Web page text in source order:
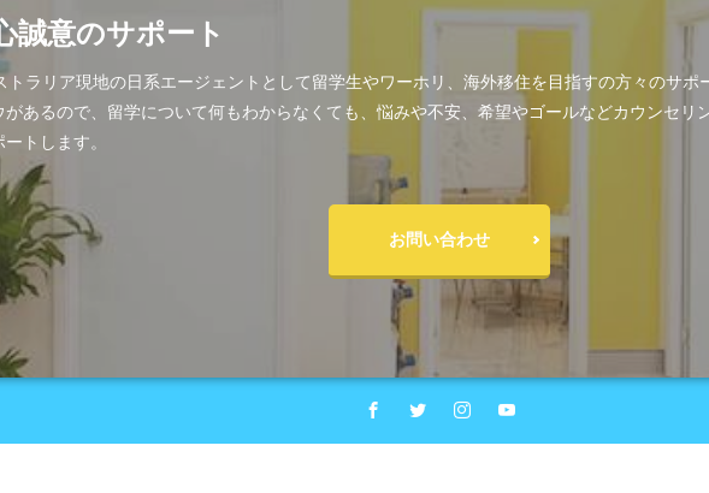
誠意のサポート
ラリア現地の日系エージェントとして留学生やワーホリ、海外移住を目指すの方々のサ
があるので、留学について何もわからなくても、悩みや不安、希望やゴールなどカウンセ
トします。
お問い合わせ